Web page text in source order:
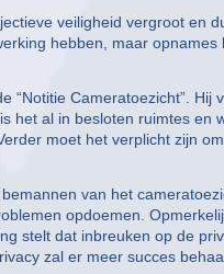
veiligheid vergroot en
hebben, maar
“Notitie Cameratoezicht”.
het al in besloten ruimtes en
moet het verplicht zijn
van het
opdoemen.
stelt dat inbreuken op de
zal er meer succes